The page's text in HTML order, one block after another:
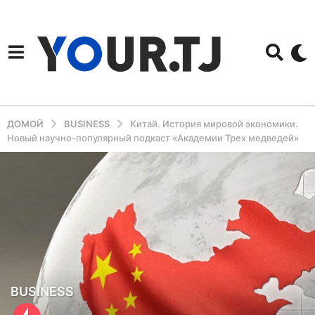
ДОМОЙ BUSINESS
Китай. История мировой экономики.
Новый научно-популярный подкаст «Академии Трех медведей»
6
л
BUSINESS